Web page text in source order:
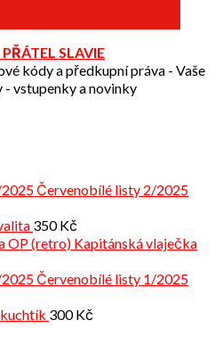
SLAVIE
kódy a předkupní práva - Vaše
- vstupenky a novinky
Červenobílé listy 2/2025
350Kč
Kapitánská vlaječka
Červenobílé listy 1/2025
300Kč